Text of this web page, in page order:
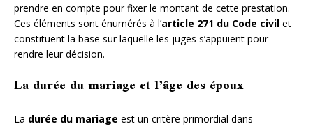
prendre en compte pour fixer le montant de cette prestation.
Ces éléments sont énumérés à l’article 271 du Code civil et
constituent la base sur laquelle les juges s’appuient pour
rendre leur décision.
La durée du mariage et l’âge des époux
La durée du mariage est un critère primordial dans